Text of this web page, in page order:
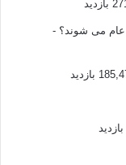
لله أولاً ثم
عام می شوند؟ -